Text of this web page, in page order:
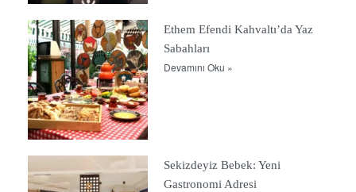
Ethem Efendi Kahvaltı’da Yaz
Sabahları
Devamını Oku »
Sekizdeyiz Bebek: Yeni
Gastronomi Adresi